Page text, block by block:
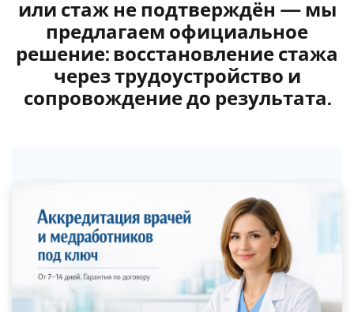
или стаж не подтверждён — мы
предлагаем официальное
решение: восстановление стажа
через трудоустройство и
сопровождение до результата.